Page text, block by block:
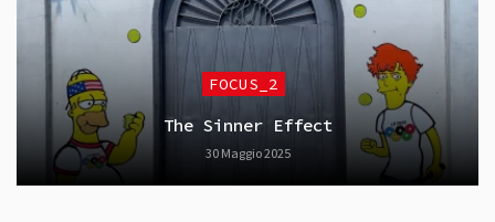
FOCUS_2
The Sinner Effect
30 Maggio 2025